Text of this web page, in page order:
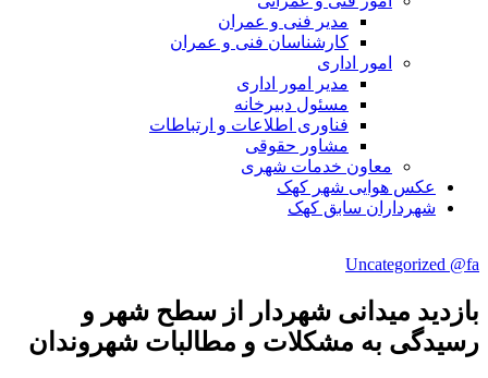
مدیر فنی و عمران
کارشناسان فنی و عمران
امور اداری
مدیر امور اداری
مسئول دبیرخانه
فناوری اطلاعات و ارتباطات
مشاور حقوقی
معاون خدمات شهری
عکس هوایی شهر کهک
شهرداران سابق کهک
Uncategorized @fa
بازدید میدانی شهردار از سطح شهر و
رسیدگی به مشکلات و مطالبات شهروندان